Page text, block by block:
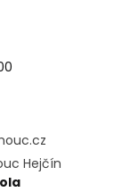
Hejčín